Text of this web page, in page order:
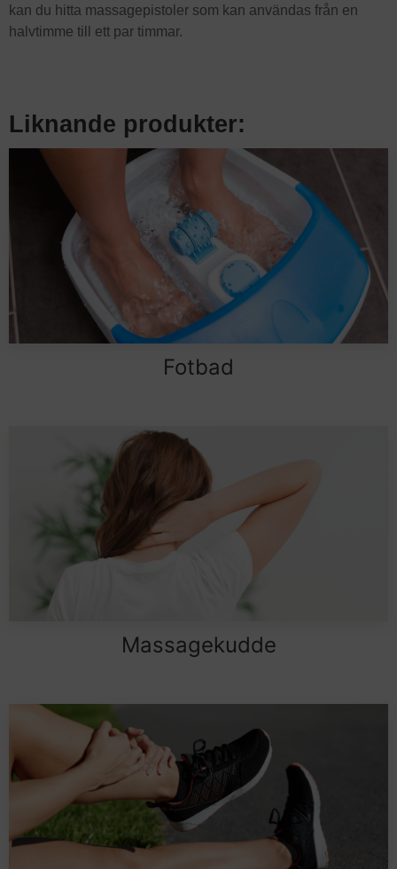
kan du hitta massagepistoler som kan användas från en
halvtimme till ett par timmar.
Liknande produkter:
Fotbad
Massagekudde